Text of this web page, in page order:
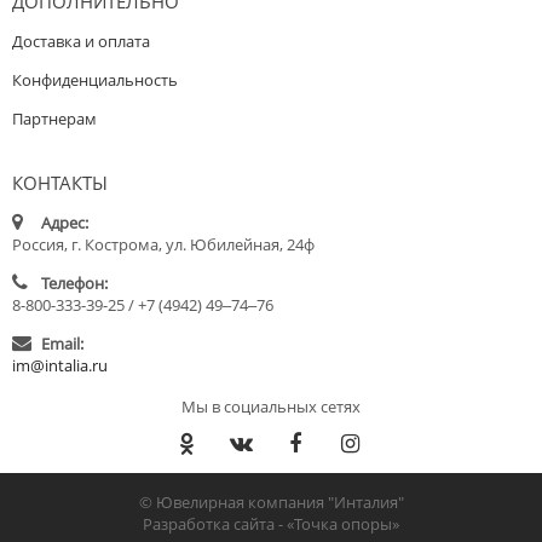
Доставка и оплата
Конфиденциальность
Партнерам
КОНТАКТЫ
Адрес:
Россия, г. Кострома, ул. Юбилейная, 24ф
Телефон:
8-800-333-39-25 / +7 (4942) 49‒74‒76
Email:
im@intalia.ru
Мы в социальных сетях
© Ювелирная компания "Инталия"
Разработка сайта -«Точка опоры»